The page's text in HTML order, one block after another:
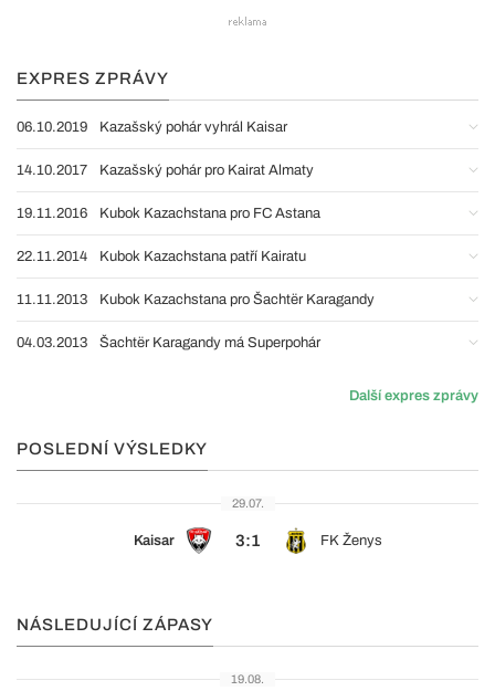
EXPRES ZPRÁVY
06.10.2019 Kazašský pohár vyhrál Kaisar
14.10.2017 Kazašský pohár pro Kairat Almaty
19.11.2016 Kubok Kazachstana pro FC Astana
22.11.2014 Kubok Kazachstana patří Kairatu
11.11.2013 Kubok Kazachstana pro Šachtër Karagandy
04.03.2013 Šachtër Karagandy má Superpohár
Další expres zprávy
POSLEDNÍ VÝSLEDKY
29.07.
Kaisar 3:1 FK Ženys
NÁSLEDUJÍCÍ ZÁPASY
19.08.